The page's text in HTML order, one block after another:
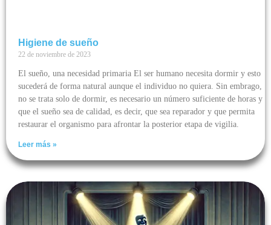
Higiene de sueño
22 de noviembre de 2023
El sueño, una necesidad primaria El ser humano necesita dormir y esto
sucederá de forma natural aunque el individuo no quiera. Sin embrago,
no se trata solo de dormir, es necesario un número suficiente de horas y
que el sueño sea de calidad, es decir, que sea reparador y que permita
restaurar el organismo para afrontar la posterior etapa de vigilia.
Leer más »